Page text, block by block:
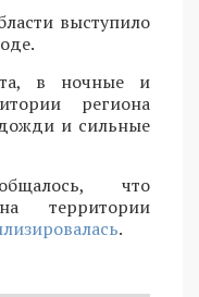
выступило
в ночные и
региона
и сильные
что
территории
.